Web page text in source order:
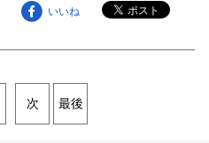
いいね
次 最後